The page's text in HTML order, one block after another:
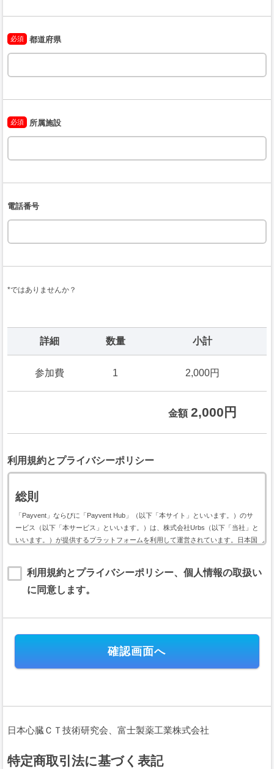
必須 都道府県
必須 所属施設
電話番号
*ではありませんか？
詳細 数量 小計
参加費 1 2,000円
金額 2,000円
利用規約とプライバシーポリシー
総則
「Payvent」ならびに「Payvent Hub」（以下「本サイト」といいます。）のサ
ービス（以下「本サービス」といいます。）は、株式会社Urbs（以下「当社」と
いいます。）が提供するプラットフォームを利用して運営されています。日本国
ト用サービス利用規約（以下「本規約」といいます。）に基づいて提供されま
す。
本規約には、本サービスの提供条件及び当社と登録ユーザー（以下「ユーザー」
ります。
第１条（規約の適用）
る場合に、当該会員と当社との間に適用されます。
的に適用され、本規約の一部を構成します。会員及びユーザーは、本サー
項目に同意したこととみなされます。
利用規約とプライバシーポリシー、個人情報の取扱い
に同意します。
日本心臓ＣＴ技術研究会、富士製薬工業株式会社
特定商取引法に基づく表記